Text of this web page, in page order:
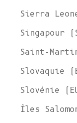
Sierra
Singapour
Saint-
Slovaquie
Slovénie
Îles